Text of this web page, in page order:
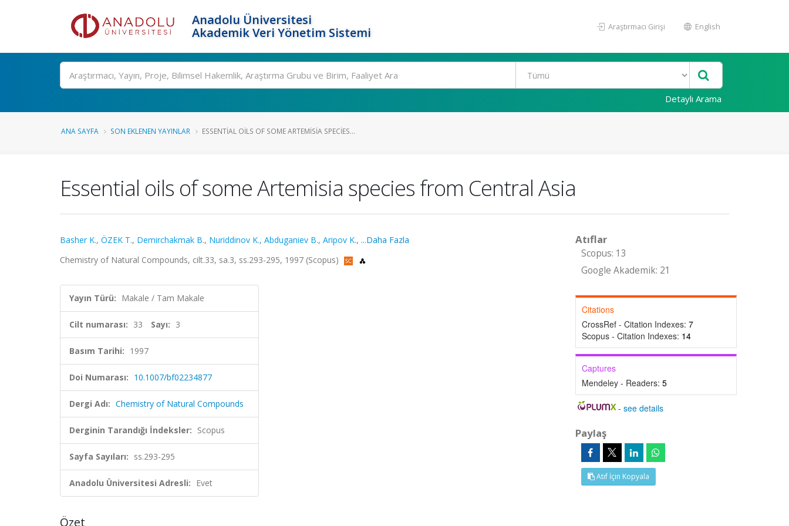
Anadolu Üniversitesi
Akademik Veri Yönetim Sistemi
Araştırmacı Girişi English
Ara
Detaylı Arama
ANA SAYFA SON EKLENEN YAYINLAR ESSENTIAL OILS OF SOME ARTEMISIA SPECIES...
Essential oils of some Artemisia species from Central Asia
Basher K., ÖZEK T., Demirchakmak B., Nuriddinov K., Abduganiev B., Aripov K., ...Daha Fazla
Chemistry of Natural Compounds, cilt.33, sa.3, ss.293-295, 1997 (Scopus)
Yayın Türü: Makale / Tam Makale
Cilt numarası: 33 Sayı: 3
Basım Tarihi: 1997
Doi Numarası: 10.1007/bf02234877
Dergi Adı: Chemistry of Natural Compounds
Derginin Tarandığı İndeksler: Scopus
Sayfa Sayıları: ss.293-295
Anadolu Üniversitesi Adresli: Evet
Özet
Atıflar
Scopus: 13
Google Akademik: 21
Citations
CrossRef - Citation Indexes: 7
Scopus - Citation Indexes: 14
Captures
Mendeley - Readers: 5
-see details
Paylaş
Atıf İçin Kopyala